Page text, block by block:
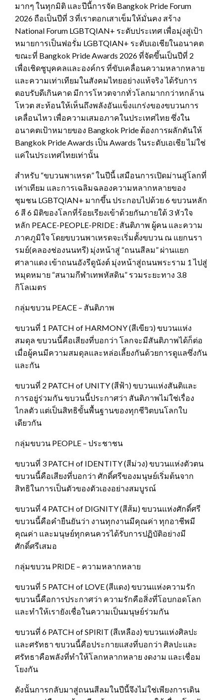
มากๆ ในทุกมิติ และปีนี้การจัด Bangkok Pride Forum
2026 ถือเป็นปีที่ 3 ที่เราตอกเสาเข็มให้มั่นคง สร้าง
National Forum LGBTQIAN+ ระดับประเทศ เพื่อมุ่งสู่เป้า
หมายการเป็นฟอรั่ม LGBTQIAN+ ระดับเอเชียในอนาคต
ขณะที่ Bangkok Pride Awards 2026 ที่จัดขึ้นเป็นปีที่ 2
เพื่อเชิดชูบุคคลและองค์กร ที่ขับเคลื่อนความหลากหลาย
และความเท่าเทียมในสังคมไทยอย่างแท้จริง ได้รับการ
ตอบรับดีเกินคาด มีการโหวตจากทั่วโลกมากกว่าหกล้าน
โหวต สะท้อนให้เห็นถึงพลังอันแข็งแกร่งของขบวนการ
เคลื่อนไหว เพื่อความเสมอภาคในประเทศไทย ซึ่งใน
อนาคตเป้าหมายของ Bangkok Pride ต้องการผลักดันให้
Bangkok Pride Awards เป็น Awards ในระดับเอเชีย ไม่ใช่
แค่ในประเทศไทยเท่านั้น
สำหรับ “ขบวนพาเหรด” ในปีนี้ เสมือนการเปิดม่านสู่โลกที่
เท่าเทียม และการเฉลิมฉลองความหลากหลายของ
ชุมชน LGBTQIAN+ มากขึ้น ประกอบไปด้วย 6 ขบวนหลัก
6 สี 6 มิติของโลกที่ร้อยเรียงเข้าด้วยกันภายใต้ 3 หัวใจ
หลัก PEACE-PEOPLE-PRIDE : สันติภาพ ผู้คน และความ
ภาคภูมิใจ โดยขบวนพาเหรดจะเริ่มตั้งขบวน ณ แยกนรา
รมย์(คลองช่องนนทรี) มุ่งหน้าสู่ “ถนนสีลม” ผ่านแยก
ศาลาแดง เข้าถนนอังรีดูนังต์ มุ่งหน้าสู่ถนนพระราม 1 ไปสู่
หมุดหมาย “สนามกีฬาเทพหัสดิน” รวมระยะทาง 3.8
กิโลเมตร
กลุ่มขบวน PEACE – สันติภาพ
ขบวนที่ 1 PATCH of HARMONY (สีเขียว) ขบวนแห่ง
สมดุล ขบวนนี้คือเสียงที่บอกว่า โลกจะมีสันติภาพได้ก็ต่อ
เมื่อผู้คนมีความสมดุลและหล่อเลี้ยงกันด้วยการดูแลซึ่งกัน
และกัน
ขบวนที่ 2 PATCH of UNITY (สีฟ้า) ขบวนแห่งสันติและ
การอยู่ร่วมกัน ขบวนนี้ประกาศว่า สันติภาพไม่ใช่เรื่อง
ไกลตัว แต่เป็นสิทธิขั้นพื้นฐานของทุกชีวิตบนโลกใบ
เดียวกัน
กลุ่มขบวน PEOPLE – ประชาชน
ขบวนที่ 3 PATCH of IDENTITY (สีม่วง) ขบวนแห่งตัวตน
ขบวนนี้คือเสียงที่บอกว่า ศักดิ์ศรีของมนุษย์เริ่มต้นจาก
สิทธิในการเป็นตัวของตัวเองอย่างสมบูรณ์
ขบวนที่ 4 PATCH of DIGNITY (สีส้ม) ขบวนแห่งศักดิ์ศรี
ขบวนนี้คือคำยืนยันว่า งานทุกงานมีคุณค่า ทุกอาชีพมี
คุณค่า และมนุษย์ทุกคนควรได้รับการปฏิบัติอย่างมี
ศักดิ์ศรีเสมอ
กลุ่มขบวน PRIDE – ความหลากหลาย
ขบวนที่ 5 PATCH of LOVE (สีแดง) ขบวนแห่งความรัก
ขบวนนี้คือการประกาศว่า ความรักคือสิ่งที่โอบกอดโลก
และทำให้เรายังเชื่อในความเป็นมนุษย์ร่วมกัน
ขบวนที่ 6 PATCH of SPIRIT (สีเหลือง) ขบวนแห่งศิลปะ
และศรัทธา ขบวนนี้คือประกายแสงที่บอกว่า ศิลปะและ
ศรัทธาคือพลังที่ทำให้โลกหลากหลาย งดงาม และเชื่อม
โยงกัน
ดังนั้นการกลับมาสู่ถนนสีลมในปีนี้จึงไม่ใช่เพียงการเดิน